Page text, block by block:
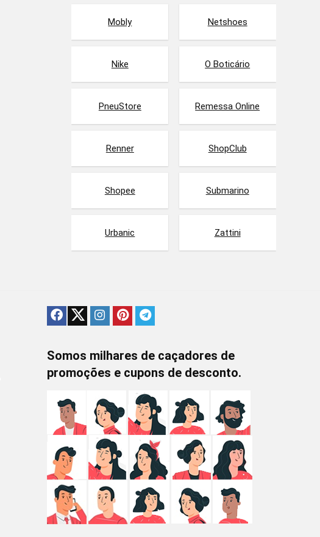
Mobly Netshoes
Nike O Boticário
PneuStore Remessa Online
Renner ShopClub
Shopee Submarino
Urbanic Zattini
Somos milhares de caçadores de
promoções e cupons de desconto.